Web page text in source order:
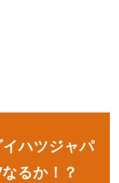
ハツジャパ
るか！？